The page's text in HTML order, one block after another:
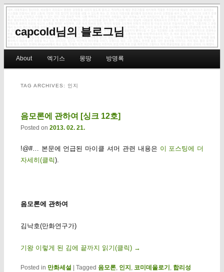
capcold님의 블로그님
Skip to primary content
Skip to secondary content
About 엑기스 몽땅 방명록
TAG ARCHIVES: 인지
음모론에 관하여 [싱크 12호]
Posted on 2013. 02. 21.
!@#… 본문에 언급된 마이클 셔머 관련 내용은 이 포스팅에 더
자세히(클릭).
음모론에 관하여
김낙호(만화연구가)
기왕 이렇게 된 김에 끝까지 읽기(클릭) →
Posted in 만화세설 Tagged 음모론, 인지 , 코미데올로기 , 합리성